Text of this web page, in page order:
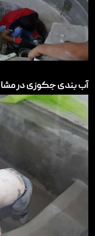
آب بندی جکوزی در مشا